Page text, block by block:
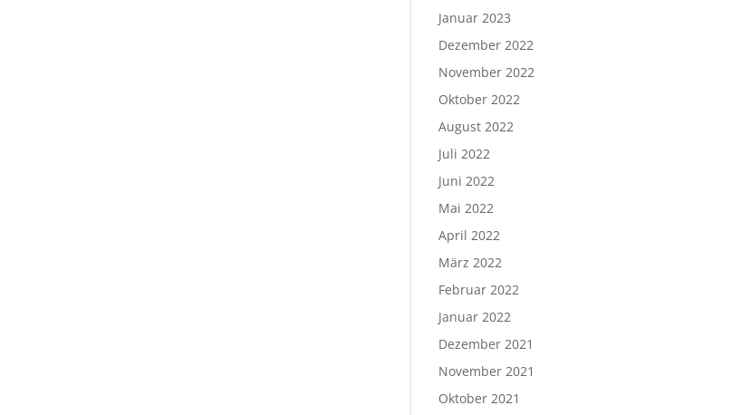
Januar 2023
Dezember 2022
November 2022
Oktober 2022
August 2022
Juli 2022
Juni 2022
Mai 2022
April 2022
März 2022
Februar 2022
Januar 2022
Dezember 2021
November 2021
Oktober 2021